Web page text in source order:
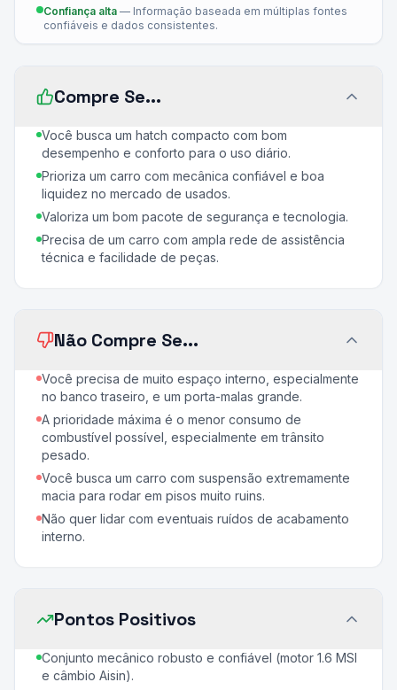
Confiança alta — Informação baseada em múltiplas fontes
confiáveis e dados consistentes.
Compre Se...
Você busca um hatch compacto com bom
desempenho e conforto para o uso diário.
Prioriza um carro com mecânica confiável e boa
liquidez no mercado de usados.
Valoriza um bom pacote de segurança e tecnologia.
Precisa de um carro com ampla rede de assistência
técnica e facilidade de peças.
Não Compre Se...
Você precisa de muito espaço interno, especialmente
no banco traseiro, e um porta-malas grande.
A prioridade máxima é o menor consumo de
combustível possível, especialmente em trânsito
pesado.
Você busca um carro com suspensão extremamente
macia para rodar em pisos muito ruins.
Não quer lidar com eventuais ruídos de acabamento
interno.
Pontos Positivos
Conjunto mecânico robusto e confiável (motor 1.6 MSI
e câmbio Aisin).